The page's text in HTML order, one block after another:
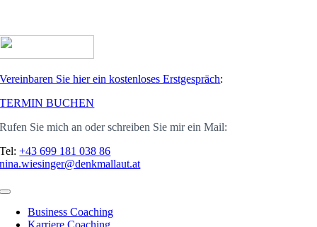
Vereinbaren Sie hier ein kostenloses Erstgespräch:
TERMIN BUCHEN
Rufen Sie mich an oder schreiben Sie mir ein Mail:
Tel:+43 699 181 038 86
nina.wiesinger@denkmallaut.at
Toggle
NavigationBusiness Coaching